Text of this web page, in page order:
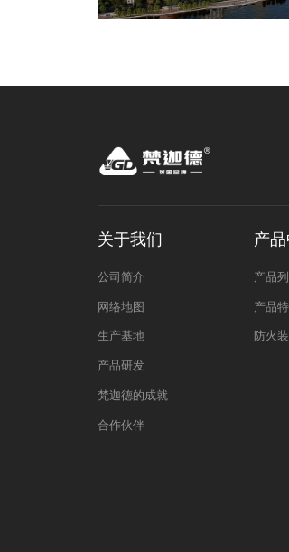
关于我们
公司简介
网络地图
生产基地
产品研发
梵迦德的成就
合作伙伴
产
产品
产品
防火